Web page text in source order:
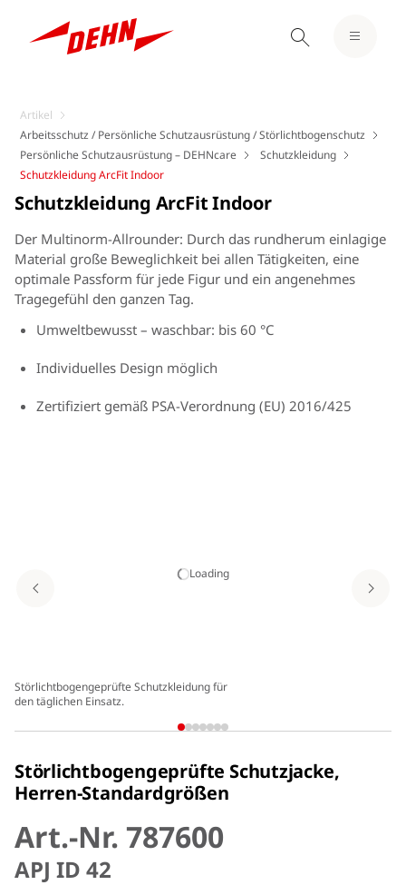
Artikel
Arbeitsschutz / Persönliche Schutzausrüstung / Störlichtbogenschutz
Persönliche Schutzausrüstung – DEHNcare
Schutzkleidung
Schutzkleidung ArcFit Indoor
Loading
Störlichtbogengeprüfte Schutzkleidung für
den täglichen Einsatz.
Schutzkleidung ArcFit Indoor
Der Multinorm-Allrounder: Durch das rundherum einlagige
Material große Beweglichkeit bei allen Tätigkeiten, eine
optimale Passform für jede Figur und ein angenehmes
Tragegefühl den ganzen Tag.
Umweltbewusst – waschbar: bis 60 °C
Individuelles Design möglich
Zertifiziert gemäß PSA-Verordnung (EU) 2016/425
Störlichtbogengeprüfte Schutzjacke,
Herren-Standardgrößen
Art.-Nr. 787600
APJ ID 42